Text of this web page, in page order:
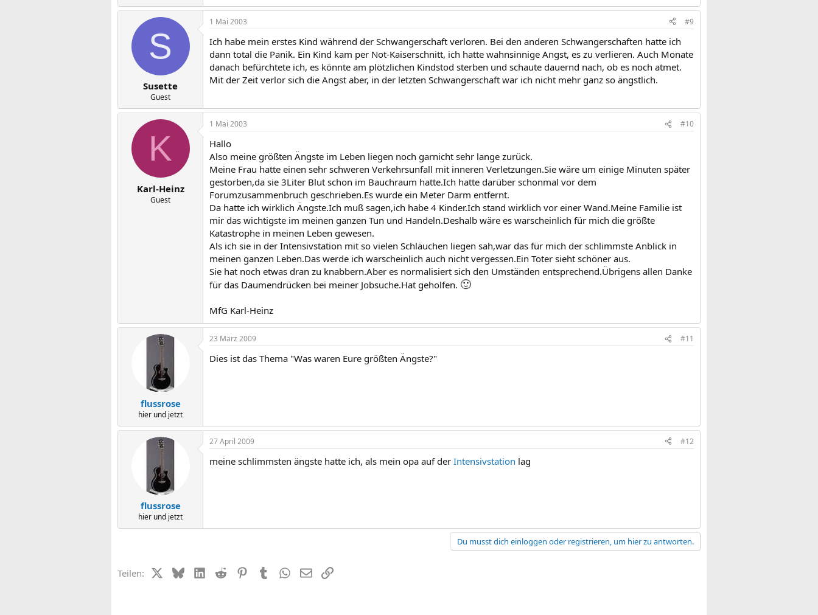
S
Susette
Guest
1 Mai 2003 #9
Ich habe mein erstes Kind während der Schwangerschaft verloren. Bei den anderen Schwangerschaften hatte ich
dann total die Panik. Ein Kind kam per Not-Kaiserschnitt, ich hatte wahnsinnige Angst, es zu verlieren. Auch Monate
danach befürchtete ich, es könnte am plötzlichen Kindstod sterben und schaute dauernd nach, ob es noch atmet.
Mit der Zeit verlor sich die Angst aber, in der letzten Schwangerschaft war ich nicht mehr ganz so ängstlich.
K
Karl-Heinz
Guest
1 Mai 2003 #10
Hallo
Also meine größten Ängste im Leben liegen noch garnicht sehr lange zurück.
Meine Frau hatte einen sehr schweren Verkehrsunfall mit inneren Verletzungen.Sie wäre um einige Minuten später
gestorben,da sie 3Liter Blut schon im Bauchraum hatte.Ich hatte darüber schonmal vor dem
Forumzusammenbruch geschrieben.Es wurde ein Meter Darm entfernt.
Da hatte ich wirklich Ängste.Ich muß sagen,ich habe 4 Kinder.Ich stand wirklich vor einer Wand.Meine Familie ist
mir das wichtigste im meinen ganzen Tun und Handeln.Deshalb wäre es warscheinlich für mich die größte
Katastrophe in meinen Leben gewesen.
Als ich sie in der Intensivstation mit so vielen Schläuchen liegen sah,war das für mich der schlimmste Anblick in
meinen ganzen Leben.Das werde ich warscheinlich auch nicht vergessen.Ein Toter sieht schöner aus.
Sie hat noch etwas dran zu knabbern.Aber es normalisiert sich den Umständen entsprechend.Übrigens allen Danke
für das Daumendrücken bei meiner Jobsuche.Hat geholfen. 🙂
MfG Karl-Heinz
flussrose
hier und jetzt
23 März 2009 #11
Dies ist das Thema "Was waren Eure größten Ängste?"
flussrose
hier und jetzt
27 April 2009 #12
meine schlimmsten ängste hatte ich, als mein opa auf der Intensivstation lag
Du musst dich einloggen oder registrieren, um hier zu antworten.
Teilen: X (Twitter)
BlueskyLinkedIn
Reddit PinterestTumblrWhatsApp
E-MailLink